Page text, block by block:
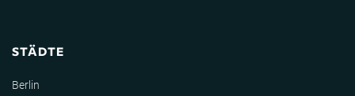
STÄDTE
Berlin